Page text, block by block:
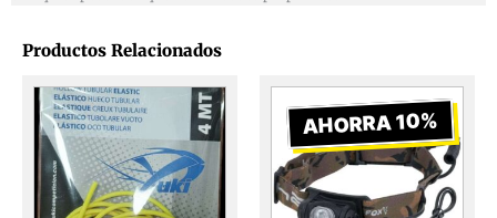
Productos Relacionados
AHORRA 10%
El
precio
original
era:
€79,99.
El
es: